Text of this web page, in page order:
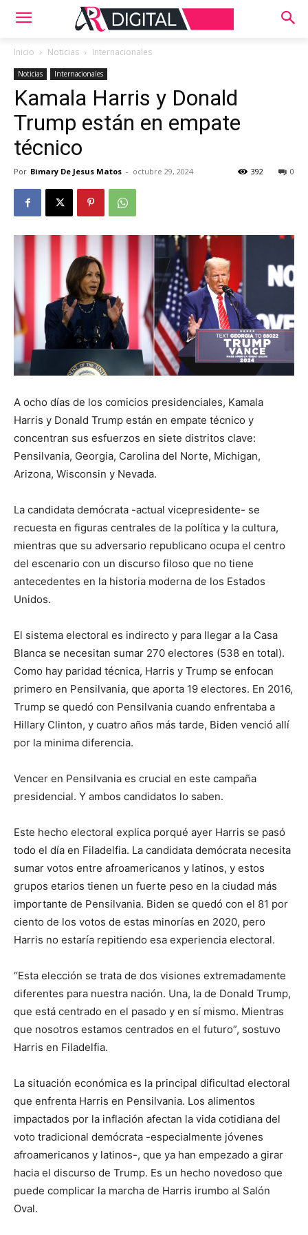
Inicio Noticias Internacionales
Noticias Internacionales
Kamala Harris y Donald
Trump están en empate
técnico
Por Bimary De Jesus Matos - octubre 29, 2024 0
392
A ocho días de los comicios presidenciales, Kamala
Harris y Donald Trump están en empate técnico y
concentran sus esfuerzos en siete distritos clave:
Pensilvania, Georgia, Carolina del Norte, Michigan,
Arizona, Wisconsin y Nevada.
La candidata demócrata -actual vicepresidente- se
recuesta en figuras centrales de la política y la cultura,
mientras que su adversario republicano ocupa el centro
del escenario con un discurso filoso que no tiene
antecedentes en la historia moderna de los Estados
Unidos.
El sistema electoral es indirecto y para llegar a la Casa
Blanca se necesitan sumar 270 electores (538 en total).
Como hay paridad técnica, Harris y Trump se enfocan
primero en Pensilvania, que aporta 19 electores. En 2016,
Trump se quedó con Pensilvania cuando enfrentaba a
Hillary Clinton, y cuatro años más tarde, Biden venció allí
por la minima diferencia.
Vencer en Pensilvania es crucial en este campaña
presidencial. Y ambos candidatos lo saben.
Este hecho electoral explica porqué ayer Harris se pasó
todo el día en Filadelfia. La candidata demócrata necesita
sumar votos entre afroamericanos y latinos, y estos
grupos etarios tienen un fuerte peso en la ciudad más
importante de Pensilvania. Biden se quedó con el 81 por
ciento de los votos de estas minorías en 2020, pero
Harris no estaría repitiendo esa experiencia electoral.
“Esta elección se trata de dos visiones extremadamente
diferentes para nuestra nación. Una, la de Donald Trump,
que está centrado en el pasado y en sí mismo. Mientras
que nosotros estamos centrados en el futuro”, sostuvo
Harris en Filadelfia.
La situación económica es la principal dificultad electoral
que enfrenta Harris en Pensilvania. Los alimentos
impactados por la inflación afectan la vida cotidiana del
voto tradicional demócrata -especialmente jóvenes
afroamericanos y latinos-, que ya han empezado a girar
hacia el discurso de Trump. Es un hecho novedoso que
puede complicar la marcha de Harris irumbo al Salón
Oval.